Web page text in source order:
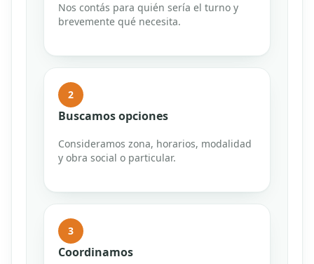
Nos contás para quién sería el turno y
brevemente qué necesita.
2
Buscamos opciones
Consideramos zona, horarios, modalidad
y obra social o particular.
3
Coordinamos